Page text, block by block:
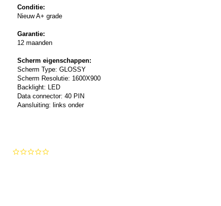
Conditie:
Nieuw A+ grade
Garantie:
12 maanden
Scherm eigenschappen:
Scherm Type: GLOSSY
Scherm Resolutie: 1600X900
Backlight: LED
Data connector: 40 PIN
Aansluiting: links onder